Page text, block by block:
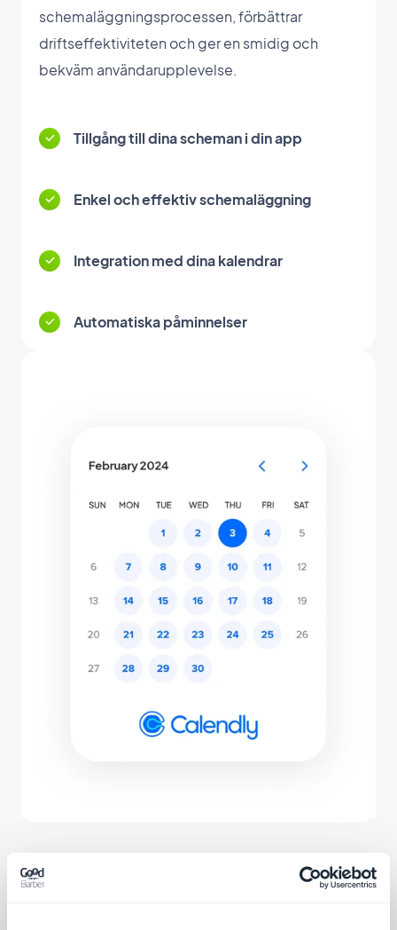
schemaläggningsprocessen, förbättrar
driftseffektiviteten och ger en smidig och
bekväm användarupplevelse.
Tillgång till dina scheman i din app
Enkel och effektiv schemaläggning
Integration med dina kalendrar
Automatiska påminnelser